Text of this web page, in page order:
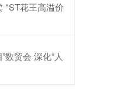
*ST花王高溢价
数贸会 深化“人